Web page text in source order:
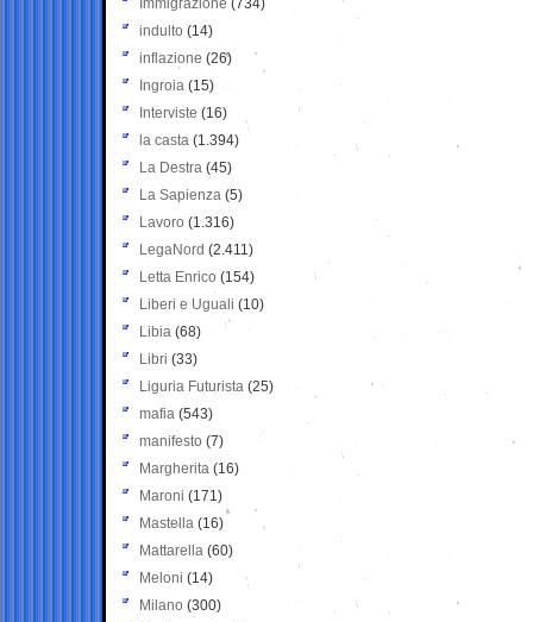
Immigrazione (734)
indulto (14)
inflazione (26)
Ingroia (15)
Interviste (16)
la casta (1.394)
La Destra (45)
La Sapienza (5)
Lavoro (1.316)
LegaNord (2.411)
Letta Enrico (154)
Liberi e Uguali (10)
Libia (68)
Libri (33)
Liguria Futurista (25)
mafia (543)
manifesto (7)
Margherita (16)
Maroni (171)
Mastella (16)
Mattarella (60)
Meloni (14)
Milano (300)